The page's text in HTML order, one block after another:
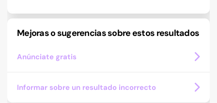
Mejoras o sugerencias sobre estos resultados
Anúnciate gratis
Informar sobre un resultado incorrecto